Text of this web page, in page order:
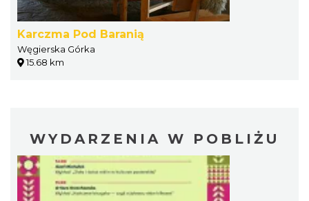
Karczma Pod Baranią
Węgierska Górka
15.68 km
WYDARZENIA W POBLIŻU